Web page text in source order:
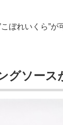
ぼれいくら”が
グソース